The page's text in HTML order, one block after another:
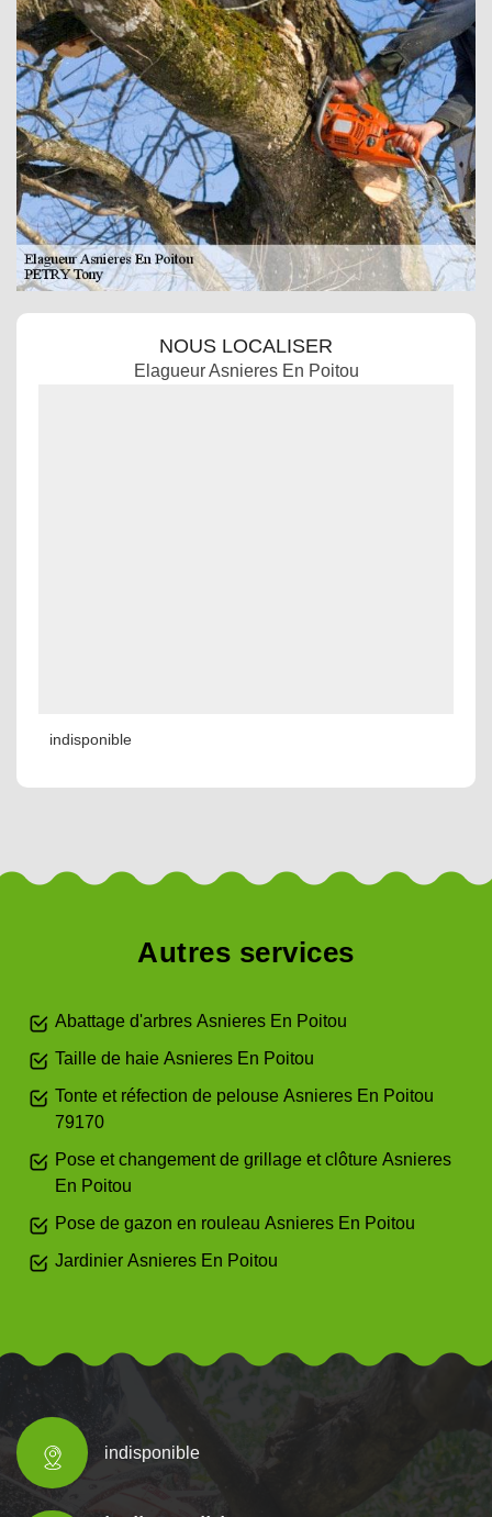
NOUS LOCALISER
Elagueur Asnieres En Poitou
indisponible
Autres services
Abattage d'arbres Asnieres En Poitou
Taille de haie Asnieres En Poitou
Tonte et réfection de pelouse Asnieres En Poitou
79170
Pose et changement de grillage et clôture Asnieres
En Poitou
Pose de gazon en rouleau Asnieres En Poitou
Jardinier Asnieres En Poitou
indisponible